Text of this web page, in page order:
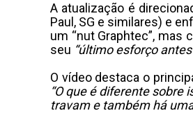
A atualização é
Paul, SG e similares) e
um “nut Graphtec”, mas
seu “último esforço
O vídeo destaca o
“O que é diferente
travam e também há